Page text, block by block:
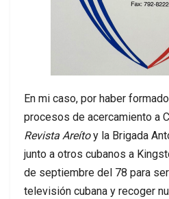
En mi caso, por haber
procesos de acercamiento a
Revista Areítoy la Brigada
junto a otros cubanos a
de septiembre del 78 para
televisión cubana y recoger